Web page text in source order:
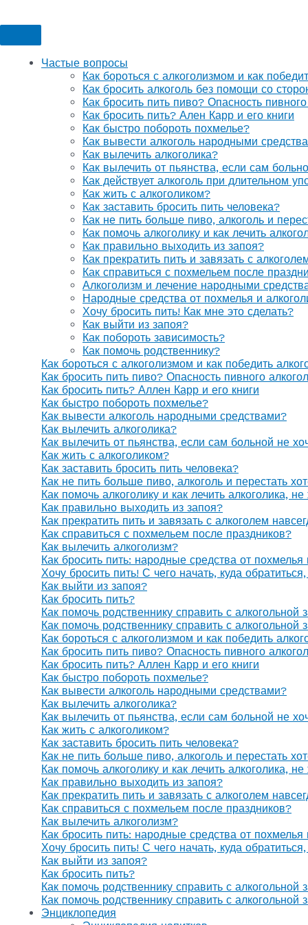
Частые вопросы
Как бороться с алкоголизмом и как
Как бросить алкоголь без помощи со
Как бросить пить пиво? Опасность
Как бросить пить? Ален Карр и его книги
Как быстро побороть похмелье?
Как вывести алкоголь народными
Как вылечить алкоголика?
Как вылечить от пьянства, если сам
Как действует алкоголь при длительном
Как жить с алкоголиком?
Как заставить бросить пить человека?
Как не пить больше пиво, алкоголь и
Как помочь алкоголику и как лечить
Как правильно выходить из запоя?
Как прекратить пить и завязать с
Как справиться с похмельем после
Алкоголизм и лечение народными
Народные средства от похмелья и
Хочу бросить пить! Как мне это сделать?
Как выйти из запоя?
Как побороть зависимость?
Как помочь родственнику?
Как бороться с алкоголизмом и как победить
Как бросить пить пиво? Опасность пивного
Как бросить пить? Аллен Карр и его книги
Как быстро побороть похмелье?
Как вывести алкоголь народными средствами?
Как вылечить алкоголика?
Как вылечить от пьянства, если сам больной не
Как жить с алкоголиком?
Как заставить бросить пить человека?
Как не пить больше пиво, алкоголь и перестать
Как помочь алкоголику и как лечить алкоголика,
Как правильно выходить из запоя?
Как прекратить пить и завязать с алкоголем
Как справиться с похмельем после праздников?
Как вылечить алкоголизм?
Как бросить пить: народные средства от похмелья
Хочу бросить пить! С чего начать, куда
Как выйти из запоя?
Как бросить пить?
Как помочь родственнику справить с алкогольной
Как помочь родственнику справить с алкогольной
Как бороться с алкоголизмом и как победить
Как бросить пить пиво? Опасность пивного
Как бросить пить? Аллен Карр и его книги
Как быстро побороть похмелье?
Как вывести алкоголь народными средствами?
Как вылечить алкоголика?
Как вылечить от пьянства, если сам больной не
Как жить с алкоголиком?
Как заставить бросить пить человека?
Как не пить больше пиво, алкоголь и перестать
Как помочь алкоголику и как лечить алкоголика,
Как правильно выходить из запоя?
Как прекратить пить и завязать с алкоголем
Как справиться с похмельем после праздников?
Как вылечить алкоголизм?
Как бросить пить: народные средства от похмелья
Хочу бросить пить! С чего начать, куда
Как выйти из запоя?
Как бросить пить?
Как помочь родственнику справить с алкогольной
Как помочь родственнику справить с алкогольной
Энциклопедия